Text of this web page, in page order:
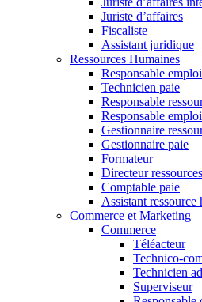
Juriste d’affaires
Fiscaliste
Assistant juridique
Ressources Humaines
Responsable
Technicien paie
Responsable
Responsable
Gestionnaire
Gestionnaire paie
Formateur
Directeur
Comptable paie
Assistant ressource
Commerce et Marketing
Commerce
Téléacteur
Technico-
Technicien
Superviseur